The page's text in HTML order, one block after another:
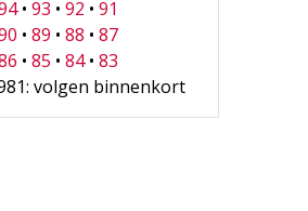
•93 •92 •91
•89 •88 •87
•85 •84•83
volgen binnenkort